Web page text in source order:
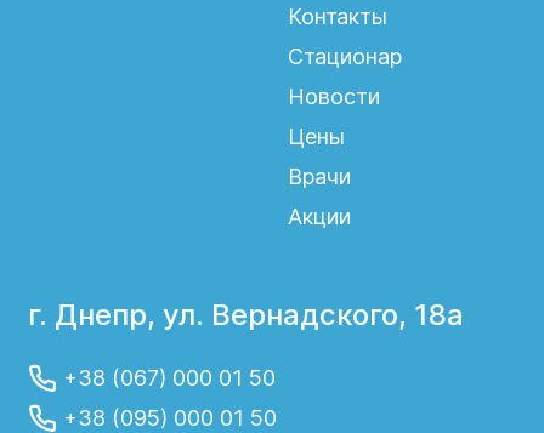
инструментальные исследования,
отказаться от курения, придерживаться
препаратов и выполнять все назначения
Контакты
Стационар
Новости
Цены
Врачи
Акции
г. Днепр, ул. Вернадского, 18а
+38 (067) 000 01 50
+38 (095) 000 01 50